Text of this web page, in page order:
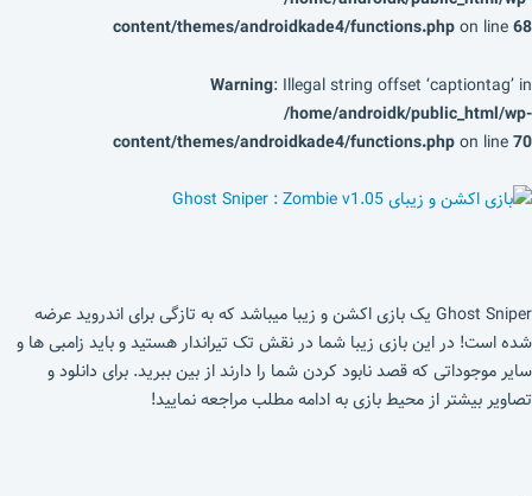
content/themes/androidkade4/functions.phpon line68
Warning: Illegal string offset ‘captiontag’ in
/home/androidk/public_html/wp-
content/themes/androidkade4/functions.phpon line70
Ghost Sniper یک بازی اکشن و زیبا میباشد که به تازگی برای اندروید عرضه
شده است! در این بازی زیبا شما در نقش تک تیراندار هستید و باید زامبی ها و
سایر موجوداتی که قصد نابود کردن شما را دارند از بین ببرید. برای دانلود و
تصاویر بیشتر از محیط بازی به ادامه مطلب مراجعه نمایید!